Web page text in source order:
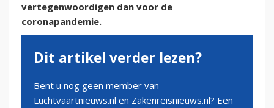
vertegenwoordigen dan voor de
coronapandemie.
Dit artikel verder lezen?
Bent u nog geen member van
Luchtvaartnieuws.nl en Zakenreisnieuws.nl? Een